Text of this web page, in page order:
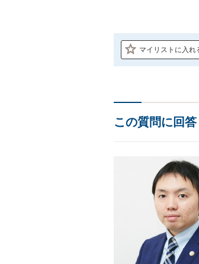
マイリストに入れ
この質問に回